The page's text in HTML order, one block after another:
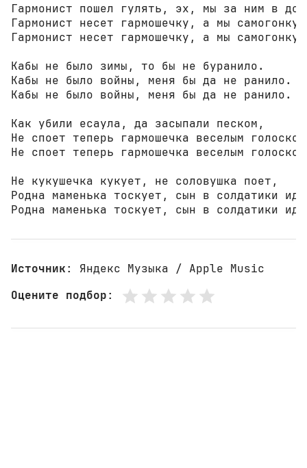
Гармонист пошел гулять, эх, мы за ним в
Гармонист несет гармошечку, а мы самогонку.
Гармонист несет гармошечку, а мы самогонку.
Кабы не было зимы, то бы не буранило.
Кабы не было войны, меня бы да не ранило.
Кабы не было войны, меня бы да не ранило.
Как убили есаула, да засыпали песком,
Не споет теперь гармошечка веселым
Не споет теперь гармошечка веселым
Не кукушечка кукует, не соловушка поет,
Родна маменька тоскует, сын в солдатики
Родна маменька тоскует, сын в солдатики
Источник: Яндекс Музыка / Apple Music
Оцените подбор: